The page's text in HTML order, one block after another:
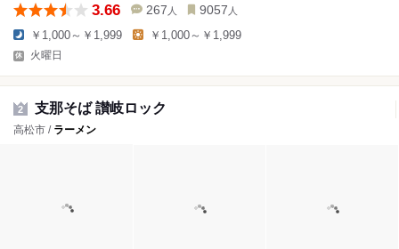
3.66 267 人 9057 人
￥1,000～￥1,999 ￥1,000～￥1,999
火曜日
2 支那そば 讃岐ロック
高松市 / ラーメン